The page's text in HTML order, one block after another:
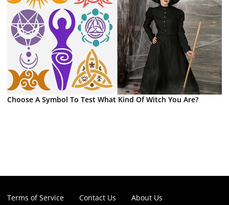
Choose A Symbol To Test What Kind Of Witch You Are?
Terms of Service Contact Us About Us